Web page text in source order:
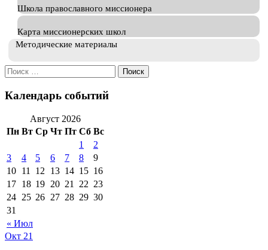
Школа православного миссионера
Карта миссионерских школ
Методические материалы
Искать:
Календарь событий
Август 2026
Пн Вт Ср Чт Пт Сб Вс
« Июл
1
2
3
4 5 6 7 8
9
10 11 12 13 14 15 16
17 18 19 20 21 22 23
24 25 26 27 28 29 30
31
Окт 21